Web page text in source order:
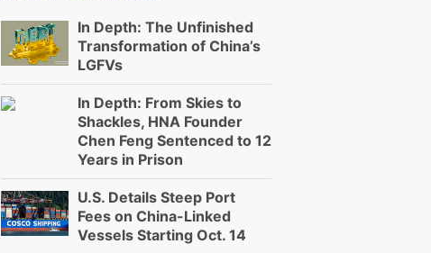
In Depth: The Unfinished
Transformation of China’s
LGFVs
In Depth: From Skies to
Shackles, HNA Founder
Chen Feng Sentenced to 12
Years in Prison
U.S. Details Steep Port
Fees on China-Linked
Vessels Starting Oct. 14